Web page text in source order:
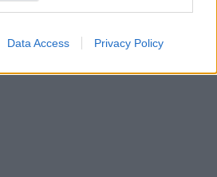
Data Access Privacy Policy